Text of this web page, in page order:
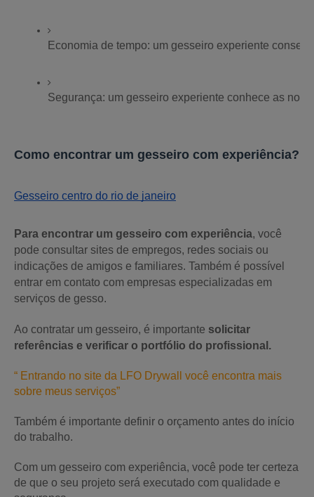
Economia de tempo: um gesseiro experiente
Segurança: um gesseiro experiente conhece as
Como encontrar um gesseiro com experiência?
Gesseiro centro do rio de janeiro
Para encontrar um gesseiro com experiência, você
pode consultar sites de empregos, redes sociais ou
indicações de amigos e familiares. Também é possível
entrar em contato com empresas especializadas em
serviços de gesso.
Ao contratar um gesseiro, é importante solicitar
referências e verificar o portfólio do profissional.
“ Entrando no site da LFO Drywall você encontra mais
sobre meus serviços”
Também é importante definir o orçamento antes do início
do trabalho.
Com um gesseiro com experiência, você pode ter certeza
de que o seu projeto será executado com qualidade e